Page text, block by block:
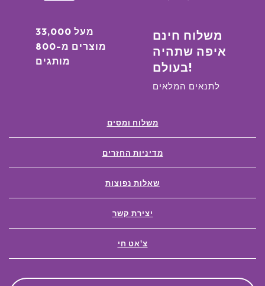
מעל 33,000
מוצרים מ-800
מותגים
משלוח חינם
איפה שתהיה
בעולם!
לתנאים המלאים
משלוח ומסים
מדיניות החזרים
שאלות נפוצות
יצירת קשר
צ'אט חי